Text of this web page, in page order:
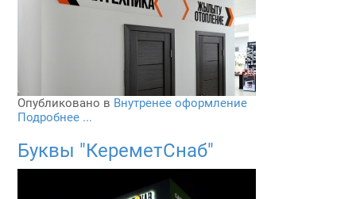
Опубликовано в Внутренее оформление
Подробнее ...
Буквы "КереметСнаб"